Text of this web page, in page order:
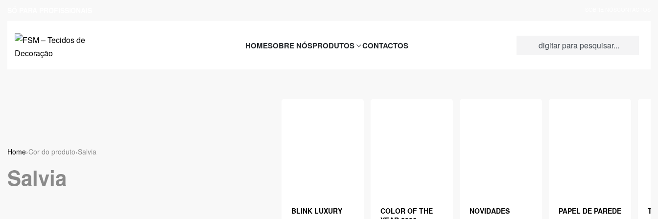
HOMESOBRE NÓSPRODUTOS CONTACTOS
Home›Cor do produto›Salvia
Salvia
BLINK LUXURY
COLOR OF THE
NOVIDADES PAPEL DE PAREDE